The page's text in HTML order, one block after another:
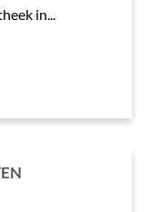
in...